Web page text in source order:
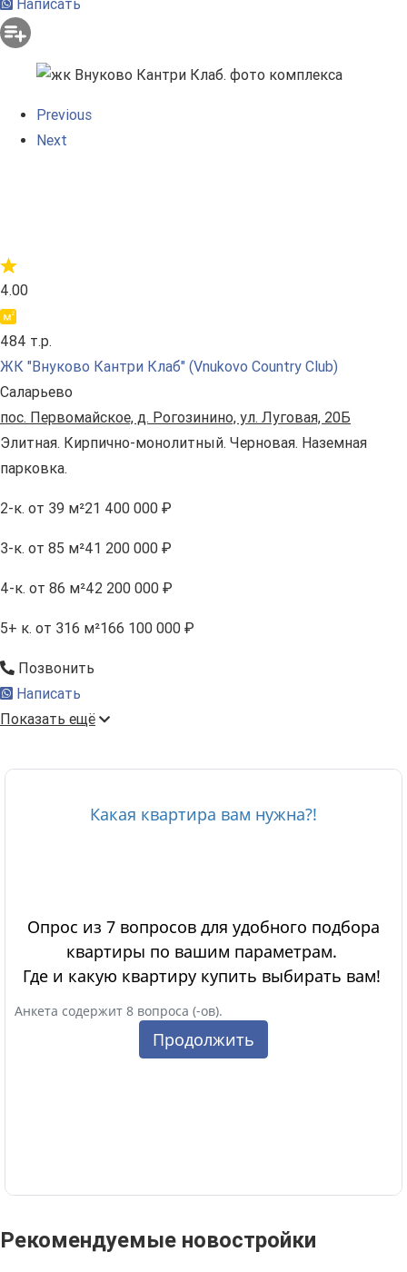
Написать
Previous
Next
4.00
484 т.р.
ЖК "Внуково Кантри Клаб" (Vnukovo Country Club)
Саларьево
пос. Первомайское, д. Рогозинино, ул. Луговая, 20Б
Элитная. Кирпично-монолитный. Черновая. Наземная
парковка.
2-к. от 39 м²21 400 000 ₽
3-к. от 85 м²41 200 000 ₽
4-к. от 86 м²42 200 000 ₽
5+ к. от 316 м²166 100 000 ₽
Позвонить
Написать
Показать ещё
Рекомендуемые новостройки